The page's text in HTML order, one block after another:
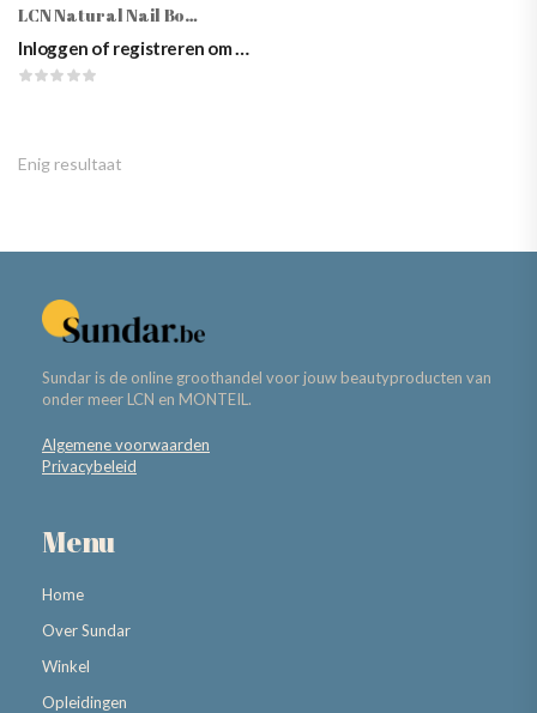
LCN Natural Nail Boost Gel Keratin, 10ml
Inloggen of registreren om prijzen te zien
Enig resultaat
Sundar is de online groothandel voor jouw beautyproducten van
onder meer LCN en MONTEIL.
Algemene voorwaarden
Privacybeleid
Menu
Home
Over Sundar
Winkel
Opleidingen